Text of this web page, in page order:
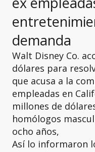
demanda
Walt Disney Co.
dólares para
que acusa a la
empleadas en
millones de
homólogos
ocho años,
Así lo informaron